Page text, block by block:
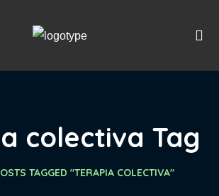
colectiva Tag
TAGGED "TERAPIA COLECTIVA"